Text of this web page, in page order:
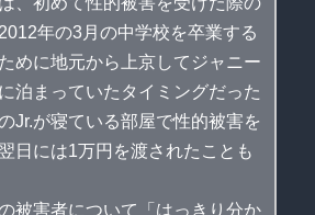
年の3月の中学校を卒業する
めに地元から上京してジャニー
泊まっていたタイミングだった
Jr.が寝ている部屋で性的被害を
日には1万円を渡されたことも
被害者について「はっきり分か